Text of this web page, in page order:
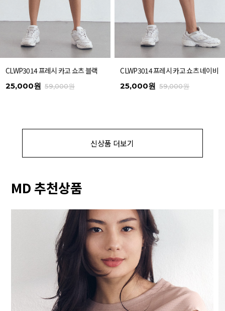
CLWP3014 프레시 카고 쇼츠 블랙
25,000원 59,000원
CLWP3014 프레시 카고 쇼츠 네이비
25,000원 59,000원
신상품 더보기
MD 추천상품